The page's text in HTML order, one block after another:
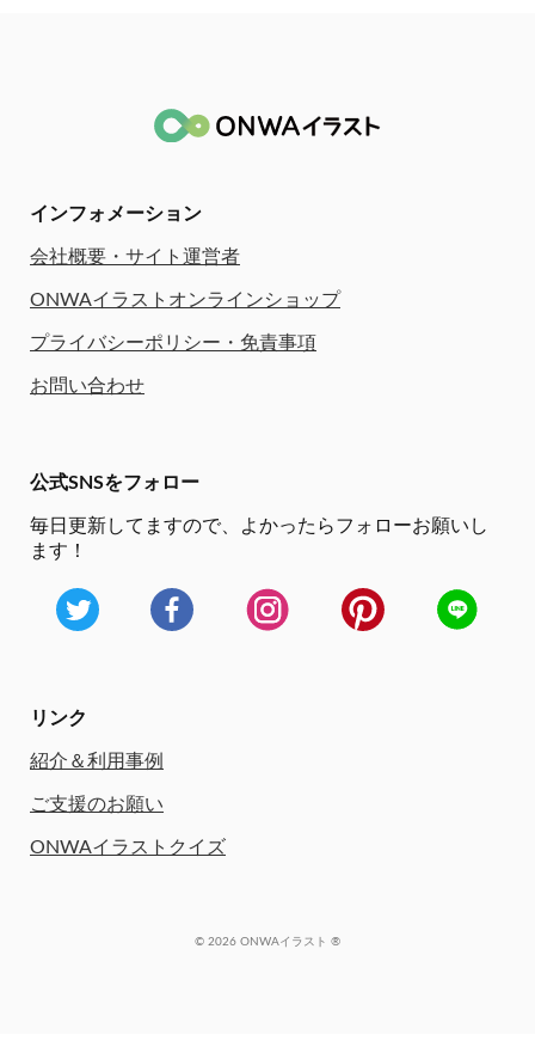
インフォメーション
会社概要・サイト運営者
ONWAイラストオンラインショップ
プライバシーポリシー・免責事項
お問い合わせ
公式SNSをフォロー
毎日更新してますので、
よかったらフォローお願いし
ます！
リンク
紹介＆利用事例
ご支援のお願い
ONWAイラストクイズ
© 2026 ONWAイラスト ®